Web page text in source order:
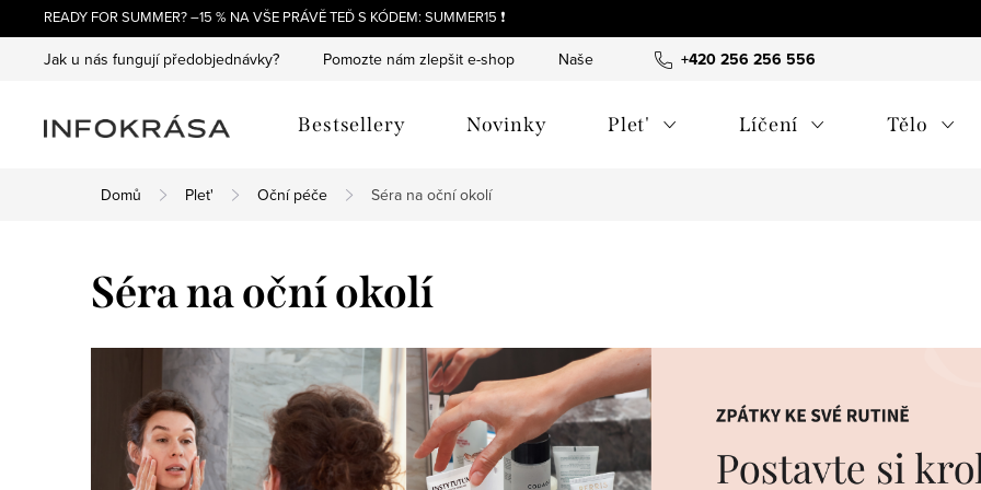
na
obsah
READY FOR SUMMER? –15 % NA VŠE PRÁVĚ TEĎ S KÓDEM: SUMMER15 ❗
+420 256 256 556
Jak u nás fungují předobjednávky? Pomozte nám zlepšit e-shop Naše tipy a příběhy O nás
Bestsellery Novinky Plet' Líčení Tělo
Domů Plet' Oční péče Séra na oční okolí
Séra na oční okolí